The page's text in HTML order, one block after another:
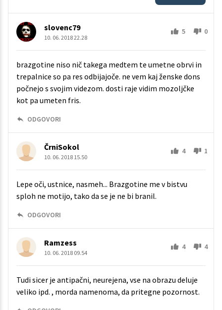
slovenc79
10. 06. 2018 22.28
5 0
brazgotine niso nič takega medtem te umetne obrvi in
trepalnice so pa res odbijajoče. ne vem kaj ženske dons
počnejo s svojim videzom. dosti raje vidim mozoljčke
kot pa umeten fris.
ODGOVORI
ČrniSokol
10. 06. 2018 15.50
4 1
Lepe oči, ustnice, nasmeh... Brazgotine me v bistvu
sploh ne motijo, tako da se je ne bi branil.
ODGOVORI
Ramzess
10. 06. 2018 09.54
4 4
Tudi sicer je antipačni, neurejena, vse na obrazu deluje
veliko ipd. , morda namenoma, da pritegne pozornost.